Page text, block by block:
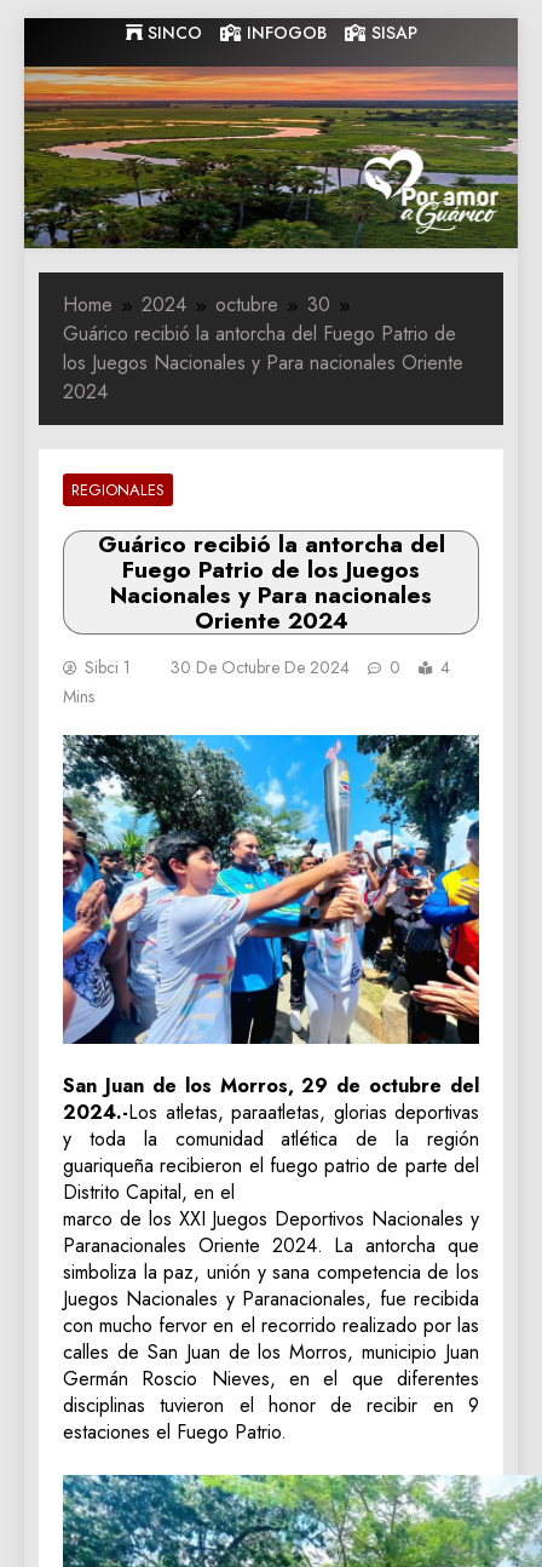
to
content
SINCO INFOGOB SISAP
Gobernacion
de Guarico
Gobernacion de Guarico
Home 2024 octubre
30
Guárico recibió la antorcha del Fuego Patrio de
los Juegos Nacionales y Para nacionales Oriente
2024
REGIONALES
Guárico recibió la antorcha del
Fuego Patrio de los Juegos
Nacionales y Para nacionales
Oriente 2024
Sibci 1 30 De Octubre De 2024 0
4
Mins
San Juan de los Morros, 29 de octubre del
2024.-Los atletas, paraatletas, glorias deportivas
y toda la comunidad atlética de la región
guariqueña recibieron el fuego patrio de parte del
Distrito Capital, en el
marco de los XXI Juegos Deportivos Nacionales y
Paranacionales Oriente 2024. La antorcha que
simboliza la paz, unión y sana competencia de los
Juegos Nacionales y Paranacionales, fue recibida
con mucho fervor en el recorrido realizado por las
calles de San Juan de los Morros, municipio Juan
Germán Roscio Nieves, en el que diferentes
disciplinas tuvieron el honor de recibir en 9
estaciones el Fuego Patrio.